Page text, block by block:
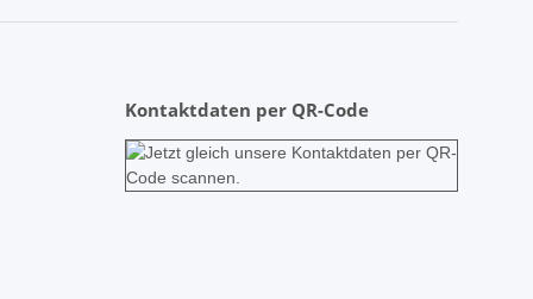
Kontaktdaten per QR-Code